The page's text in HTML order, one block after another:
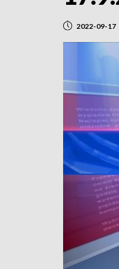
2022-09-17